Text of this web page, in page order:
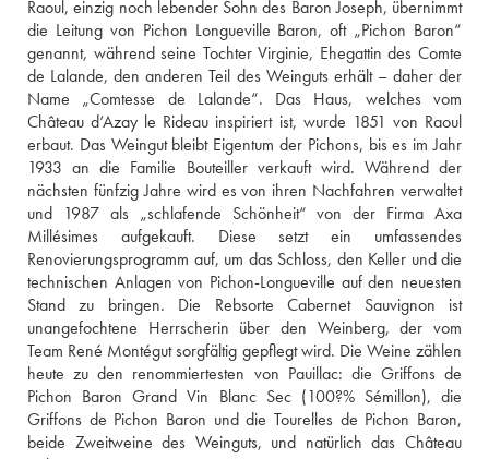
Raoul, einzig noch lebender Sohn des Baron Joseph, übernimmt
die Leitung von Pichon Longueville Baron, oft „Pichon Baron“
genannt, während seine Tochter Virginie, Ehegattin des Comte
de Lalande, den anderen Teil des Weinguts erhält – daher der
Name „Comtesse de Lalande“. Das Haus, welches vom
Château d‘Azay le Rideau inspiriert ist, wurde 1851 von Raoul
erbaut. Das Weingut bleibt Eigentum der Pichons, bis es im Jahr
1933 an die Familie Bouteiller verkauft wird. Während der
nächsten fünfzig Jahre wird es von ihren Nachfahren verwaltet
und 1987 als „schlafende Schönheit“ von der Firma Axa
Millésimes aufgekauft. Diese setzt ein umfassendes
Renovierungsprogramm auf, um das Schloss, den Keller und die
technischen Anlagen von Pichon-Longueville auf den neuesten
Stand zu bringen. Die Rebsorte Cabernet Sauvignon ist
unangefochtene Herrscherin über den Weinberg, der vom
Team René Montégut sorgfältig gepflegt wird. Die Weine zählen
heute zu den renommiertesten von Pauillac: die Griffons de
Pichon Baron Grand Vin Blanc Sec (100?% Sémillon), die
Griffons de Pichon Baron und die Tourelles de Pichon Baron,
beide Zweitweine des Weinguts, und natürlich das Château